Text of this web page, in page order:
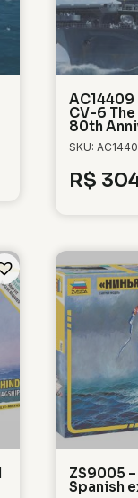
AC14409
CV-6
80th
SKU:
R$
ZS9005
Spanish